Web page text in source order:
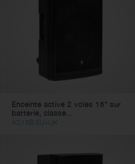
Enceinte active 2 voies 15" sur
batterie, classe...
AS15B EU+UK